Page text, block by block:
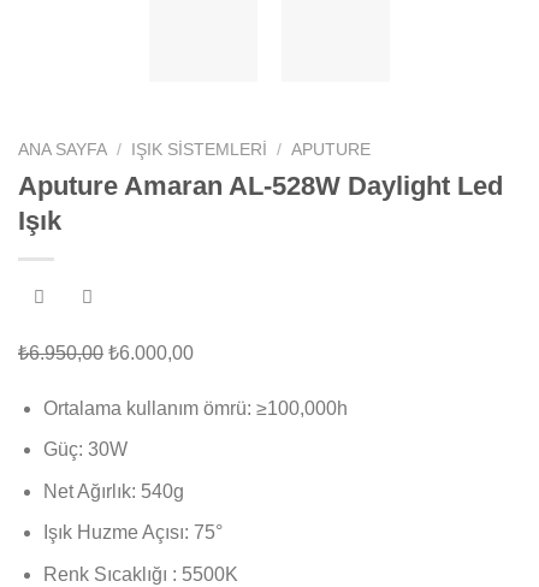
ANA SAYFA / IŞIK SISTEMLERI / APUTURE
Aputure Amaran AL-528W Daylight Led
Işık
₺6.950,00 Orijinal
₺6.950,00.
₺6.000,00Şu
fiyat:
Ortalama kullanım ömrü: ≥100,000h
Güç: 30W
Net Ağırlık: 540g
Işık Huzme Açısı: 75°
Renk Sıcaklığı : 5500K